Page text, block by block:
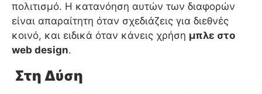
πολιτισμό. Η κατανόηση αυτών των διαφορών
είναι απαραίτητη όταν σχεδιάζεις για διεθνές
κοινό, και ειδικά όταν κάνεις χρήση μπλε στο
web design.
Στη Δύση